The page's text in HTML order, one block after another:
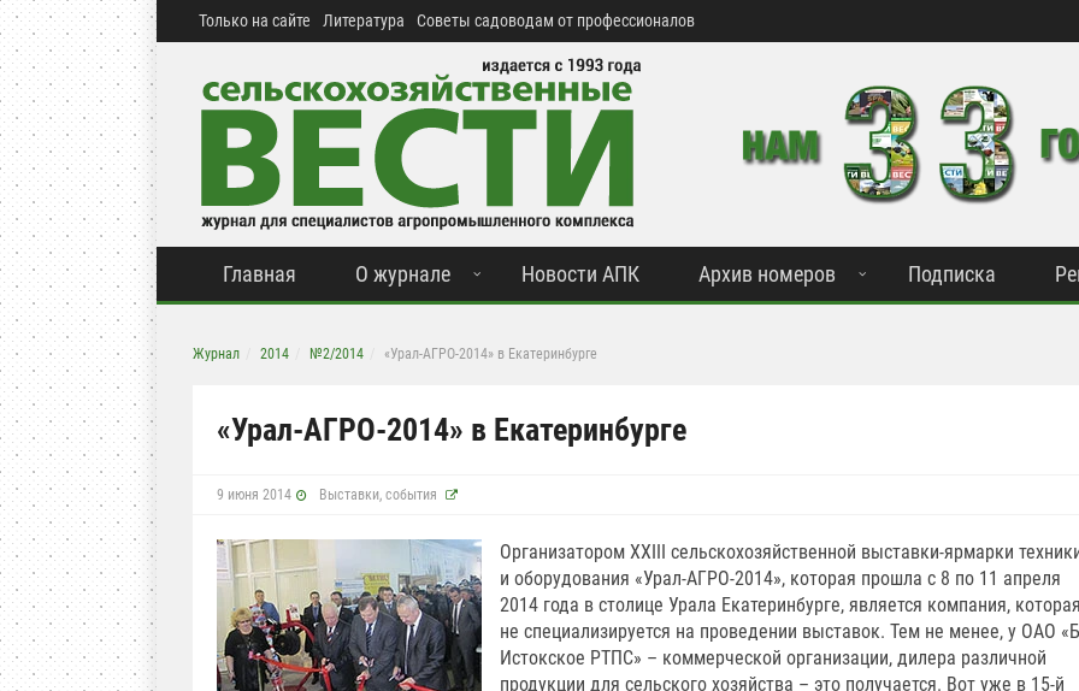
Только на сайте Литература Советы садоводам от профессионалов
Главная О журнале Новости АПК Архив номеров Подписка
Журнал 2014 №2/2014 «Урал-АГРО-2014» в Екатеринбурге
«Урал-АГРО-2014» в Екатеринбурге
9 июня 2014 Выставки, события
Организатором XXIII сельскохозяйственной выставки-ярмарки
и оборудования «Урал-АГРО-2014», которая прошла с 8 по 11 апреля
2014 года в столице Урала Екатеринбурге, является компания,
не специализируется на проведении выставок. Тем не менее, у ОАО
Истокское РТПС» – коммерческой организации, дилера различной
продукции для сельского хозяйства – это получается. Вот уже в 15-й